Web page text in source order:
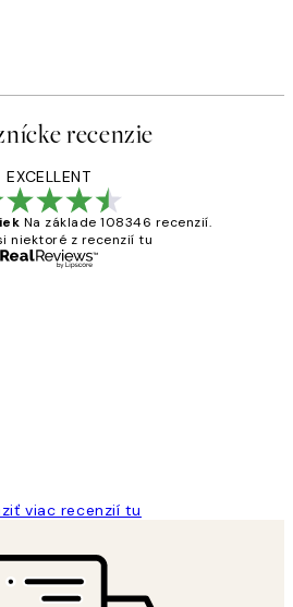
recenzie
EXCELLENT
Na základe 108346 recenzií.
niektoré z recenzií tu
viac recenzií tu